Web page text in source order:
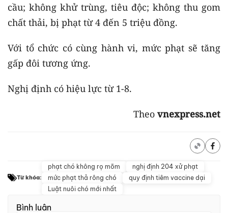
cầu; không khử trùng, tiêu độc; không thu gom
chất thải, bị phạt từ 4 đến 5 triệu đồng.
Với tổ chức có cùng hành vi, mức phạt sẽ tăng
gấp đôi tương ứng.
Nghị định có hiệu lực từ 1-8.
Theo vnexpress.net
Từ khóa:
phạt chó không rọ mõm
nghị định 204 xử phạt
mức phạt thả rông chó
quy định tiêm vaccine dại
Luật nuôi chó mới nhất
Bình luận